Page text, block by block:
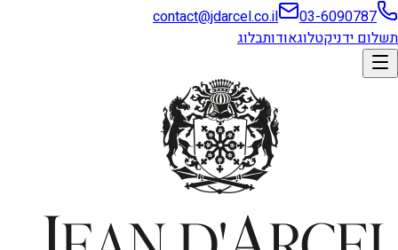
03-6090787
contact@jdarcel.co.il
תשלום ידניקטלוגאודותבלוג